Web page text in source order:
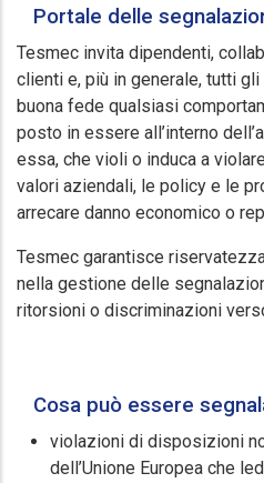
Portale delle
Tesmec invita dipendenti,
clienti e, più in generale, tutti
buona fede qualsiasi
posto in essere all’interno
essa, che violi o induca a
valori aziendali, le policy e le
arrecare danno economico o
Tesmec garantisce
nella gestione delle
ritorsioni o discriminazioni
Cosa può essere
violazioni di disposizioni
dell’Unione Europea che